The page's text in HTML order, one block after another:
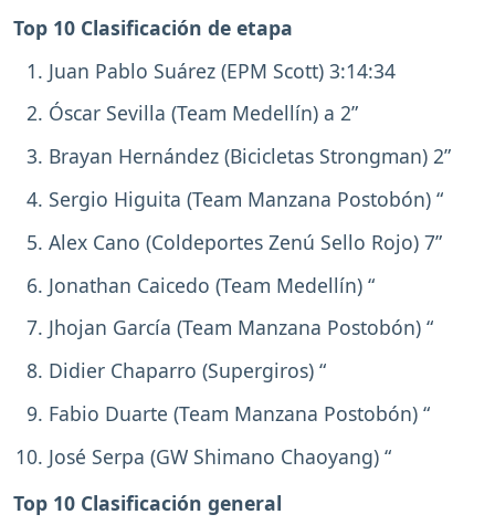
Top 10 Clasificación de etapa
Juan Pablo Suárez (EPM Scott) 3:14:34
Óscar Sevilla (Team Medellín) a 2”
Brayan Hernández (Bicicletas Strongman) 2”
Sergio Higuita (Team Manzana Postobón) “
Alex Cano (Coldeportes Zenú Sello Rojo) 7”
Jonathan Caicedo (Team Medellín) “
Jhojan García (Team Manzana Postobón) “
Didier Chaparro (Supergiros) “
Fabio Duarte (Team Manzana Postobón) “
José Serpa (GW Shimano Chaoyang) “
Top 10 Clasificación general